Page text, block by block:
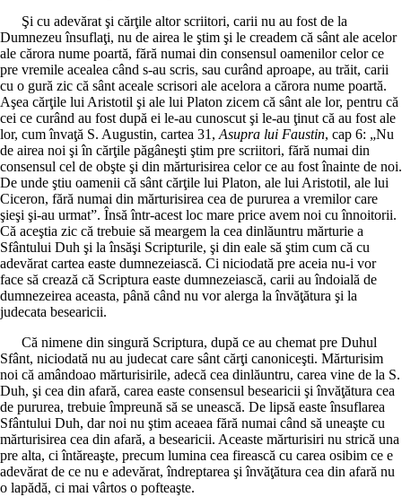
Şi cu adevărat şi cărţile altor scriitori, carii nu au fost de la
Dumnezeu însuflaţi, nu de airea le ştim şi le creadem că sânt ale acelor
ale cărora nume poartă, fără numai din consensul oamenilor celor ce
pre vremile acealea când s-au scris, sau curând aproape, au trăit, carii
cu o gură zic că sânt aceale scrisori ale acelora a cărora nume poartă.
Aşea cărţile lui Aristotil şi ale lui Platon zicem că sânt ale lor, pentru că
cei ce curând au fost după ei le-au cunoscut şi le-au ţinut că au fost ale
lor, cum învaţă S. Augustin, cartea 31, Asupra lui Faustin, cap 6: „Nu
de airea noi şi în cărţile păgâneşti ştim pre scriitori, fără numai din
consensul cel de obşte şi din mărturisirea celor ce au fost înainte de noi.
De unde ştiu oamenii că sânt cărţile lui Platon, ale lui Aristotil, ale lui
Ciceron, fără numai din mărturisirea cea de pururea a vremilor care
şieşi şi-au urmat”. Însă într-acest loc mare price avem noi cu înnoitorii.
Că aceştia zic că trebuie să meargem la cea dinlăuntru mărturie a
Sfântului Duh şi la însăşi Scripturile, şi din eale să ştim cum că cu
adevărat cartea easte dumnezeiască. Ci niciodată pre aceia nu-i vor
face să crează că Scriptura easte dumnezeiască, carii au îndoială de
dumnezeirea aceasta, până când nu vor alerga la învăţătura şi la
judecata besearicii.
Că nimene din singură Scriptura, după ce au chemat pre Duhul
Sfânt, niciodată nu au judecat care sânt cărţi canoniceşti. Mărturisim
noi că amândoao mărturisirile, adecă cea dinlăuntru, carea vine de la S.
Duh, şi cea din afară, carea easte consensul besearicii şi învăţătura cea
de pururea, trebuie împreună să se unească. De lipsă easte însuflarea
Sfântului Duh, dar noi nu ştim aceaea fără numai când să uneaşte cu
mărturisirea cea din afară, a besearicii. Aceaste mărturisiri nu strică una
pre alta, ci întăreaşte, precum lumina cea firească cu carea osibim ce e
adevărat de ce nu e adevărat, îndreptarea şi învăţătura cea din afară nu
o lapădă, ci mai vârtos o pofteaşte.